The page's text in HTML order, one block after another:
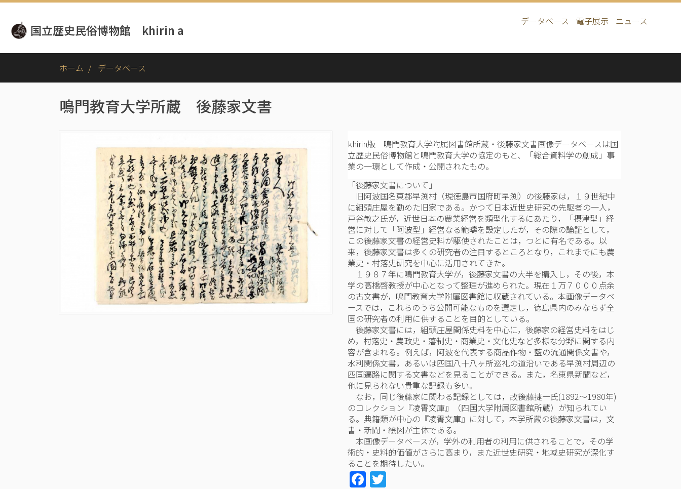
ン
ツ
国立歴史民俗博物館 khirin a
データベース 電子展示 ニュース
ホーム データベース
鳴門教育大学所蔵 後藤家文書
khirin版 鳴門教育大学附属図書館所蔵・後藤家文書画像データベースは国
立歴史民俗博物館と鳴門教育大学の協定のもと、「総合資料学の創成」事
業の一環として作成・公開されたもの。
「後藤家文書について」
旧阿波国名東郡早渕村（現徳島市国府町早渕）の後藤家は，１９世紀中
に組頭庄屋を勤めた旧家である。かつて日本近世史研究の先駆者の一人，
戸谷敏之氏が，近世日本の農業経営を類型化するにあたり，「摂津型」経
営に対して「阿波型」経営なる範疇を設定したが，その際の論証として，
この後藤家文書の経営史料が駆使されたことは，つとに有名である。以
来，後藤家文書は多くの研究者の注目するところとなり，これまでにも農
業史・村落史研究を中心に活用されてきた。
１９８７年に鳴門教育大学が，後藤家文書の大半を購入し，その後，本
学の高橋啓教授が中心となって整理が進められた。現在１万７０００点余
の古文書が，鳴門教育大学附属図書館に収蔵されている。本画像データベ
ースでは，これらのうち公開可能なものを選定し，徳島県内のみならず全
国の研究者の利用に供することを目的としている。
後藤家文書には，組頭庄屋関係史料を中心に，後藤家の経営史料をはじ
め，村落史・農政史・藩制史・商業史・文化史など多様な分野に関する内
容が含まれる。例えば，阿波を代表する商品作物・藍の流通関係文書や，
水利関係文書，あるいは四国八十八ヶ所巡礼の道沿いである早渕村周辺の
四国遍路に関する文書などを見ることができる。また，名東県新聞など，
他に見られない貴重な記録も多い。
なお，同じ後藤家に関わる記録としては，故後藤捷一氏(1892～1980年)
のコレクション『凌霄文庫』（四国大学附属図書館所蔵）が知られてい
る。典籍類が中心の『凌霄文庫』に対して，本学所蔵の後藤家文書は，文
書・新聞・絵図が主体である。
本画像データベースが，学外の利用者の利用に供されることで，その学
術的・史料的価値がさらに高まり，また近世史研究・地域史研究が深化す
ることを期待したい。
Facebook
Twitter